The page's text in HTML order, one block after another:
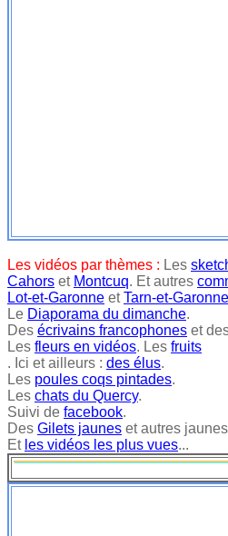
Les vidéos par thèmes : Les
Cahors et Montcuq. Et autres
Lot-et-Garonne etTarn-et-Garonne
Le Diaporama du dimanche.
Des écrivains francophones et
Les fleurs en vidéos. Les fruits
. Ici et ailleurs : des élus.
Les poules coqs pintades.
Les chats du Quercy.
Suivi de facebook.
Des Gilets jaunes et autres
Et les vidéos les plus vues...